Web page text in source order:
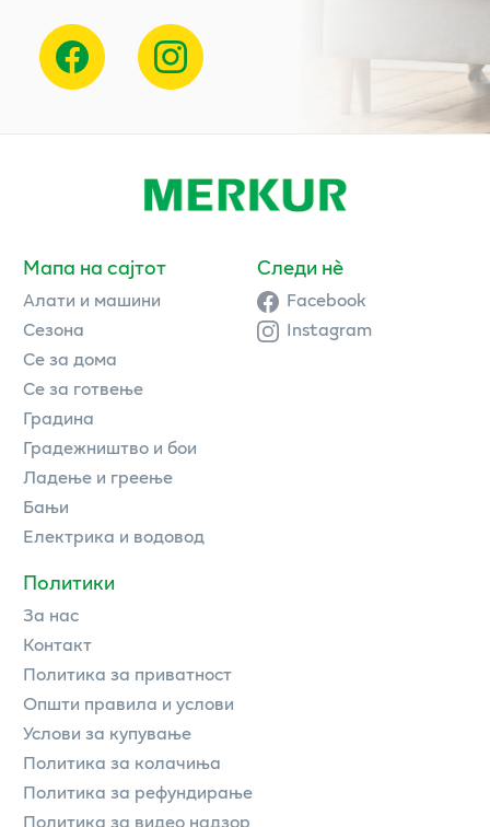
Мапа на сајтот
Алати и машини
Сезона
Се за дома
Се за готвење
Градина
Градежништво и бои
Ладење и греење
Бањи
Електрика и водовод
Политики
За нас
Контакт
Политика за приватност
Општи правила и услови
Услови за купување
Политика за колачиња
Политика за рефундирање
Политика за видео надзор
Следи нè
Facebook
Instagram